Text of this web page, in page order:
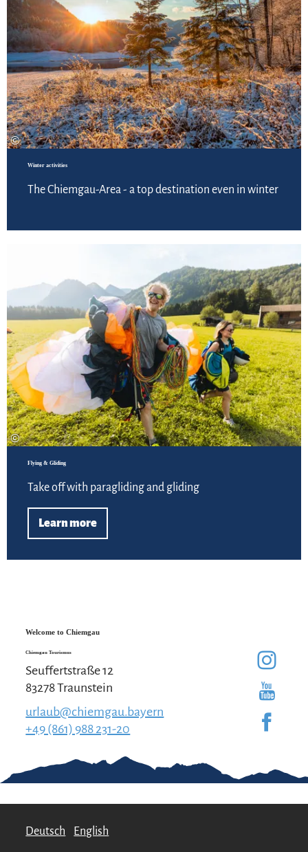
©
Winter activities
The Chiemgau-Area - a top destination even in winter
©
Flying & Gliding
Take off with paragliding and gliding
Learn more
Welcome to Chiemgau
Chiemgau Tourismus
Seuffertstraße 12
83278 Traunstein
urlaub@chiemgau.bayern
+49 (861) 988 231-20
Deutsch English